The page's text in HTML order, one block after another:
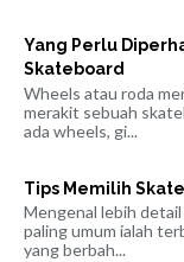
Yang Perlu
Skateboard
Wheels atau roda
merakit sebuah
ada wheels, gi...
Tips Memilih
Mengenal lebih
paling umum ialah
yang berbah...